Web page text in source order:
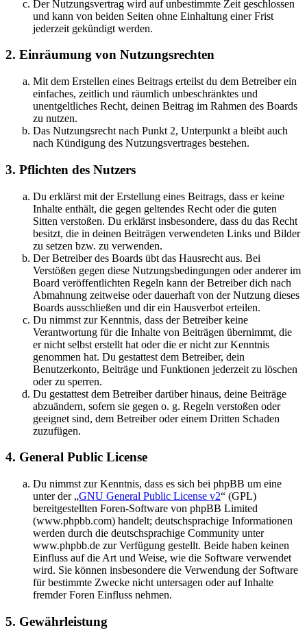
Der Nutzungsvertrag wird auf unbestimmte Zeit geschlossen
und kann von beiden Seiten ohne Einhaltung einer Frist
jederzeit gekündigt werden.
2. Einräumung von Nutzungsrechten
Mit dem Erstellen eines Beitrags erteilst du dem Betreiber ein
einfaches, zeitlich und räumlich unbeschränktes und
unentgeltliches Recht, deinen Beitrag im Rahmen des Boards
zu nutzen.
Das Nutzungsrecht nach Punkt 2, Unterpunkt a bleibt auch
nach Kündigung des Nutzungsvertrages bestehen.
3. Pflichten des Nutzers
Du erklärst mit der Erstellung eines Beitrags, dass er keine
Inhalte enthält, die gegen geltendes Recht oder die guten
Sitten verstoßen. Du erklärst insbesondere, dass du das Recht
besitzt, die in deinen Beiträgen verwendeten Links und Bilder
zu setzen bzw. zu verwenden.
Der Betreiber des Boards übt das Hausrecht aus. Bei
Verstößen gegen diese Nutzungsbedingungen oder anderer im
Board veröffentlichten Regeln kann der Betreiber dich nach
Abmahnung zeitweise oder dauerhaft von der Nutzung dieses
Boards ausschließen und dir ein Hausverbot erteilen.
Du nimmst zur Kenntnis, dass der Betreiber keine
Verantwortung für die Inhalte von Beiträgen übernimmt, die
er nicht selbst erstellt hat oder die er nicht zur Kenntnis
genommen hat. Du gestattest dem Betreiber, dein
Benutzerkonto, Beiträge und Funktionen jederzeit zu löschen
oder zu sperren.
Du gestattest dem Betreiber darüber hinaus, deine Beiträge
abzuändern, sofern sie gegen o. g. Regeln verstoßen oder
geeignet sind, dem Betreiber oder einem Dritten Schaden
zuzufügen.
4. General Public License
Du nimmst zur Kenntnis, dass es sich bei phpBB um eine
unter der „GNU General Public License v2“ (GPL)
bereitgestellten Foren-Software von phpBB Limited
(www.phpbb.com) handelt; deutschsprachige Informationen
werden durch die deutschsprachige Community unter
www.phpbb.de zur Verfügung gestellt. Beide haben keinen
Einfluss auf die Art und Weise, wie die Software verwendet
wird. Sie können insbesondere die Verwendung der Software
für bestimmte Zwecke nicht untersagen oder auf Inhalte
fremder Foren Einfluss nehmen.
5. Gewährleistung